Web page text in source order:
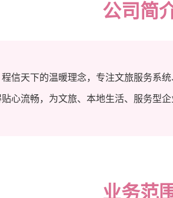
公司简
信天下的温暖理念，专注文旅服务系
心流畅，为文旅、本地生活、服务型
业务范